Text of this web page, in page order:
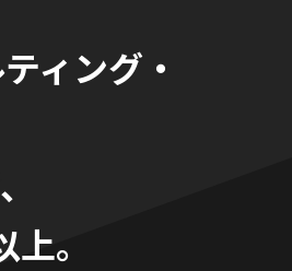
ィング・
。